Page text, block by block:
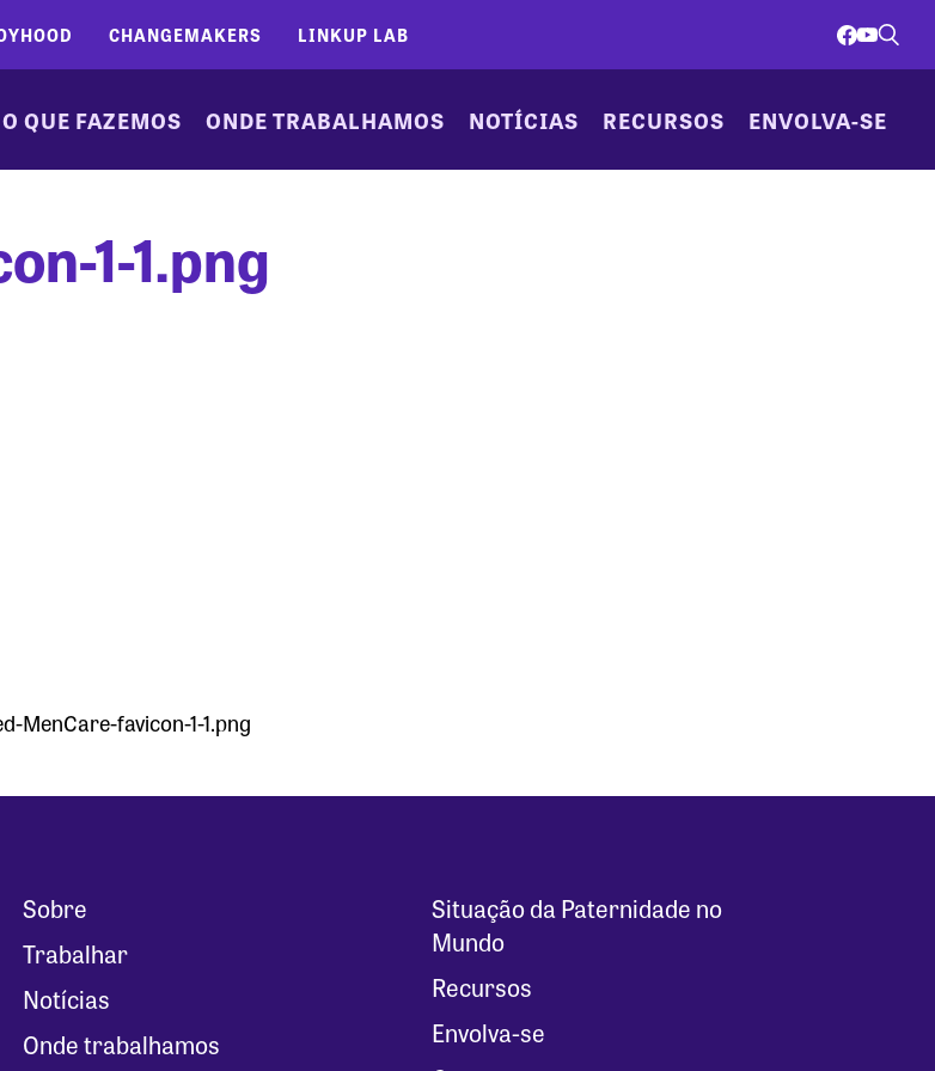
CHANGEMAKERS LINKUP LAB
O QUE FAZEMOS ONDE TRABALHAMOS NOTÍCIAS RECURSOS ENVOLVA-SE
1-1.png
favicon-1-1.png
Sobre
Trabalhar
Notícias
Onde trabalhamos
Situação da Paternidade no
Mundo
Recursos
Envolva-se